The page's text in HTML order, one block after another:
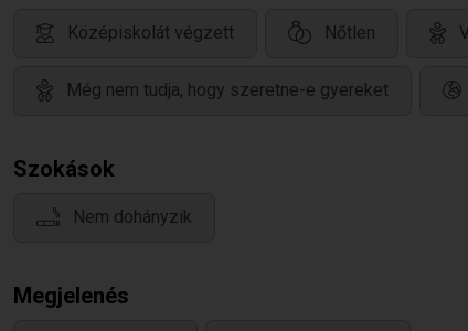
Középiskolát végzett Nőtlen
Még nem tudja, hogy szeretne-e gyereket
Szokások
Nem dohányzik
Megjelenés